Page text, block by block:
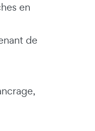
en
de